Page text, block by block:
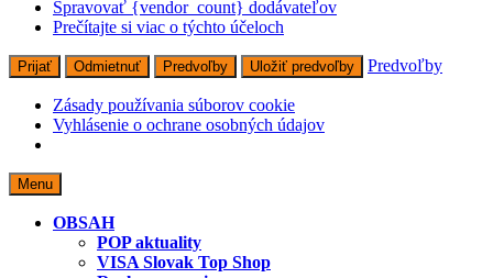
Spravovať {vendor_count} dodávateľov
Prečítajte si viac o týchto účeloch
Prijať Odmietnuť Predvoľby Uložiť predvoľby Predvoľby
Zásady používania súborov cookie
Vyhlásenie o ochrane osobných údajov
Skip
to
content
Menu
OBSAH
POP aktuality
VISA Slovak Top Shop